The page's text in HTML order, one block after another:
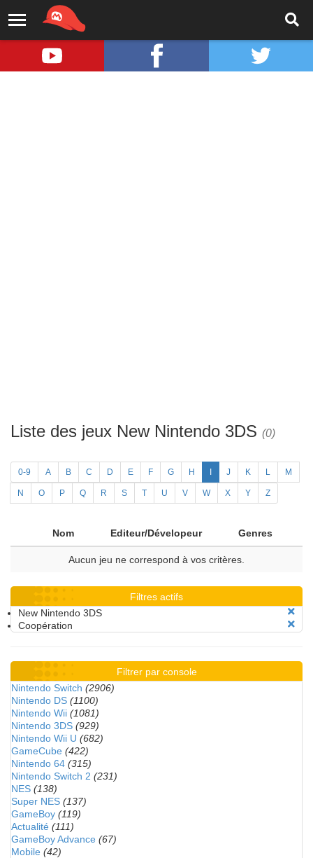
Liste des jeux New Nintendo 3DS (0)
0-9 A B C D E F G H J K L M
N O P Q R S T U V W X Y Z
Nom Editeur/Dévelopeur Genres
Aucun jeu ne correspond à vos critères.
Filtres actifs
New Nintendo 3DS
Coopération
Filtrer par console
Nintendo Switch (2906)
Nintendo DS (1100)
Nintendo Wii (1081)
Nintendo 3DS (929)
Nintendo Wii U (682)
GameCube (422)
Nintendo 64 (315)
Nintendo Switch 2 (231)
NES (138)
Super NES (137)
GameBoy (119)
Actualité (111)
GameBoy Advance (67)
Mobile (42)